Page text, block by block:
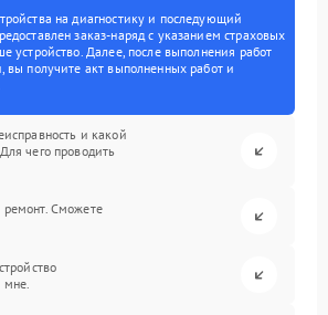
на диагностику и последующий
заказ-наряд с указанием страховых
устройство. Далее, после выполнения работ
вы получите акт выполненных работ и
и какой
чего проводить
Сможете